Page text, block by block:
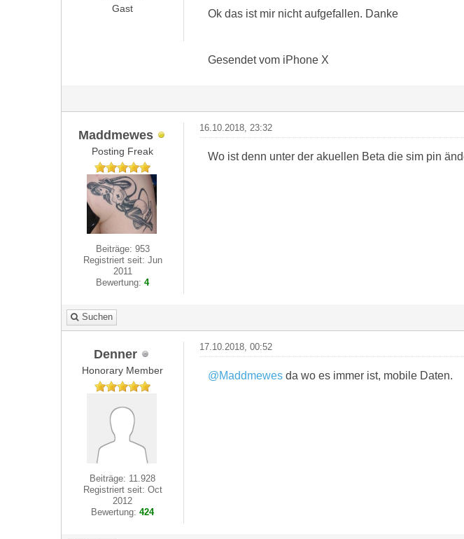
Gast Ok das ist mir nicht aufgefallen. Danke
Gesendet vom iPhone X
Maddmewes
Posting Freak
Beiträge: 953
Registriert seit: Jun
2011
Bewertung:4
16.10.2018, 23:32
Wo ist denn unter der akuellen Beta die sim pin
Suchen
Denner
Honorary Member
Beiträge: 11.928
Registriert seit: Oct
2012
Bewertung:424
17.10.2018, 00:52
@Maddmewesda wo es immer ist, mobile Daten.